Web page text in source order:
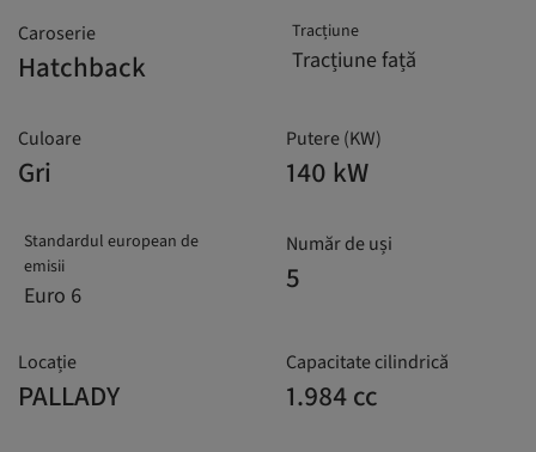
Caroserie
Hatchback
Tracțiune
Tracțiune față
Culoare
Gri
Putere (KW)
140 kW
Standardul european de
emisii
Euro 6
Număr de uși
5
Locație
PALLADY
Capacitate cilindrică
1.984 cc